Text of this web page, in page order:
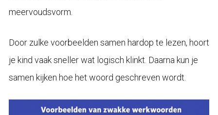
meervoudsvorm.
Door zulke voorbeelden samen hardop te lezen, hoort
je kind vaak sneller wat logisch klinkt. Daarna kun je
samen kijken hoe het woord geschreven wordt.